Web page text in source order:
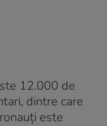
12.000 de
dintre care
este